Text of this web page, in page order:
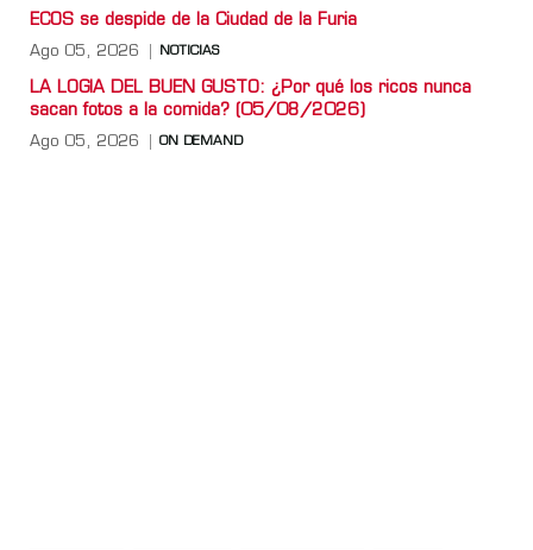
ECOS se despide de la Ciudad de la Furia
Ago 05, 2026 NOTICIAS
LA LOGIA DEL BUEN GUSTO: ¿Por qué los ricos nunca
sacan fotos a la comida? (05/08/2026)
Ago 05, 2026 ON DEMAND